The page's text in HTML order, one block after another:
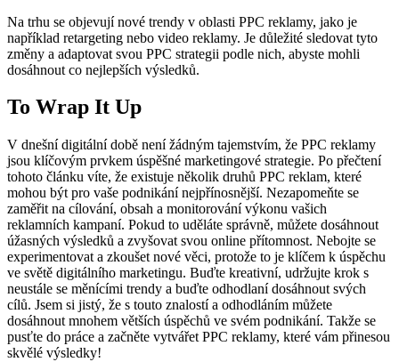
Na trhu se objevují nové trendy v oblasti PPC reklamy, jako je
například retargeting nebo video reklamy. Je důležité sledovat tyto
změny a adaptovat svou PPC strategii podle nich, abyste mohli
dosáhnout co nejlepších výsledků.
To Wrap It Up
V dnešní digitální době není žádným tajemstvím, že PPC reklamy
jsou klíčovým prvkem úspěšné marketingové strategie. Po přečtení
tohoto článku víte, že existuje několik druhů PPC reklam, které
mohou být pro vaše podnikání nejpřínosnější. Nezapomeňte se
zaměřit na cílování, obsah a monitorování výkonu vašich
reklamních kampaní. Pokud to uděláte správně, můžete dosáhnout
úžasných výsledků a zvyšovat svou online přítomnost. Nebojte se
experimentovat a zkoušet nové věci, protože to je klíčem k úspěchu
ve světě digitálního marketingu. Buďte kreativní, udržujte krok s
neustále se měnícími trendy a buďte odhodlaní dosáhnout svých
cílů. Jsem si jistý, že s touto znalostí a odhodláním můžete
dosáhnout mnohem větších úspěchů ve svém podnikání. Takže se
pusťte do práce a začněte vytvářet PPC reklamy, které vám přinesou
skvělé výsledky!